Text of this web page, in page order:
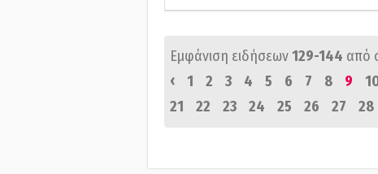
Εμφάνιση ειδήσεων129-144 από
‹
1 2 3 4 5 6 7 8 9
21
22 23 24 25 26 27 28